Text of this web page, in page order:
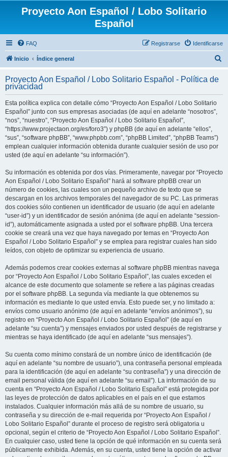
Proyecto Aon Español / Lobo Solitario
Español
FAQ Identificarse
Registrarse
Inicio Índice general
c
Proyecto Aon Español / Lobo Solitario Español - Política de
privacidad
Esta política explica con detalle cómo “Proyecto Aon Español / Lobo Solitario
Español” junto con sus empresas asociadas (de aquí en adelante “nosotros”,
“nos”, “nuestro”, “Proyecto Aon Español / Lobo Solitario Español”,
“https://www.projectaon.org/es/foro3”) y phpBB (de aquí en adelante “ellos”,
“sus”, “software phpBB”, “www.phpbb.com”, “phpBB Limited”, “phpBB Teams”)
emplean cualquier información obtenida durante cualquier sesión de uso por
usted (de aquí en adelante “su información”).
Su información es obtenida por dos vías. Primeramente, navegar por “Proyecto
Aon Español / Lobo Solitario Español” hará al software phpBB crear un
número de cookies, las cuales son un pequeño archivo de texto que se
descargan en los archivos temporales del navegador de su PC. Las primeras
dos cookies sólo contienen un identificador de usuario (de aquí en adelante
“user-id”) y un identificador de sesión anónima (de aquí en adelante “session-
id”), automáticamente asignada a usted por el software phpBB. Una tercera
cookie se creará una vez que haya navegado por temas en “Proyecto Aon
Español / Lobo Solitario Español” y se emplea para registrar cuales han sido
leídos, con objeto de optimizar su experiencia de usuario.
Además podemos crear cookies externas al software phpBB mientras navega
por “Proyecto Aon Español / Lobo Solitario Español”, las cuales exceden el
alcance de este documento que solamente se refiere a las páginas creadas
por el software phpBB. La segunda vía mediante la que obtenemos su
información es mediante lo que usted envía. Esto puede ser, y no limitado a:
envíos como usuario anónimo (de aquí en adelante “envíos anónimos”), su
registro en “Proyecto Aon Español / Lobo Solitario Español” (de aquí en
adelante “su cuenta”) y mensajes enviados por usted después de registrarse y
mientras se haya identificado (de aquí en adelante “sus mensajes”).
Su cuenta como mínimo constará de un nombre único de identificación (de
aquí en adelante “su nombre de usuario”), una contraseña personal empleada
para la identificación (de aquí en adelante “su contraseña”) y una dirección de
email personal válida (de aquí en adelante “su email”). La información de su
cuenta en “Proyecto Aon Español / Lobo Solitario Español” está protegida por
las leyes de protección de datos aplicables en el país en el que estamos
instalados. Cualquier información más allá de su nombre de usuario, su
contraseña y su dirección de e-mail requerida por “Proyecto Aon Español /
Lobo Solitario Español” durante el proceso de registro será obligatoria u
opcional, según el criterio de “Proyecto Aon Español / Lobo Solitario Español”.
En cualquier caso, usted tiene la opción de qué información en su cuenta será
públicamente exhibida. Además, en su cuenta, usted tiene la opción de activar